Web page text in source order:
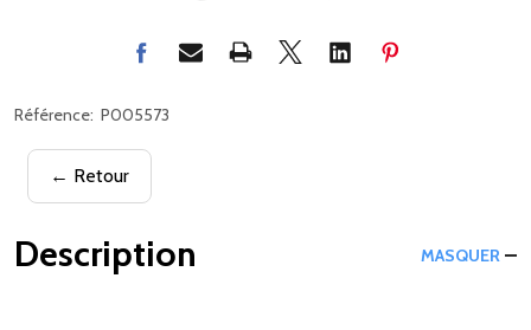
Référence: P005573
← Retour
Description MASQUER